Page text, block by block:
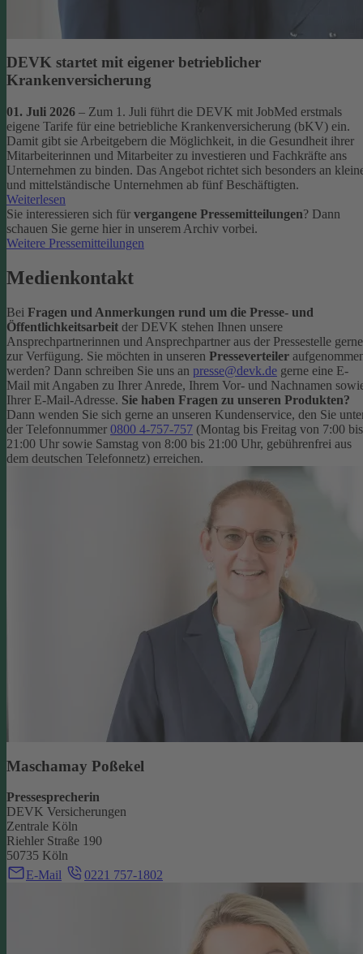
DEVK startet mit eigener betrieblicher
Krankenversicherung
01. Juli 2026 – Zum 1. Juli führt die DEVK mit JobMed erstmals
eigene Tarife für eine betriebliche Krankenversicherung (bKV) ein.
Damit gibt sie Arbeitgebern die Möglichkeit, in die Gesundheit ihrer
Mitarbeiterinnen und Mitarbeiter zu investieren und Fachkräfte ans
Unternehmen zu binden. Das Angebot richtet sich besonders an
und mittelständische Unternehmen ab fünf Beschäftigten.
Weiterlesen
Sie interessieren sich für vergangene Pressemitteilungen? Dann
schauen Sie gerne hier in unserem Archiv vorbei.
Weitere Pressemitteilungen
Medienkontakt
Bei Fragen und Anmerkungen rund um die Presse- und
Öffentlichkeitsarbeit der DEVK stehen Ihnen unsere
Ansprechpartnerinnen und Ansprechpartner aus der Pressestelle gerne
zur Verfügung. Sie möchten in unseren Presseverteiler
werden? Dann schreiben Sie uns an presse@devk.de gerne eine E-
Mail mit Angaben zu Ihrer Anrede, Ihrem Vor- und Nachnamen
Ihrer E-Mail-Adresse. Sie haben Fragen zu unseren Produkten?
Dann wenden Sie sich gerne an unseren Kundenservice, den Sie
der Telefonnummer 0800 4-757-757 (Montag bis Freitag von 7:00 bis
21:00 Uhr sowie Samstag von 8:00 bis 21:00 Uhr, gebührenfrei aus
dem deutschen Telefonnetz) erreichen.
Maschamay Poßekel
Pressesprecherin
DEVK Versicherungen
Zentrale Köln
Riehler Straße 190
50735 Köln
E-Mail
0221 757-1802